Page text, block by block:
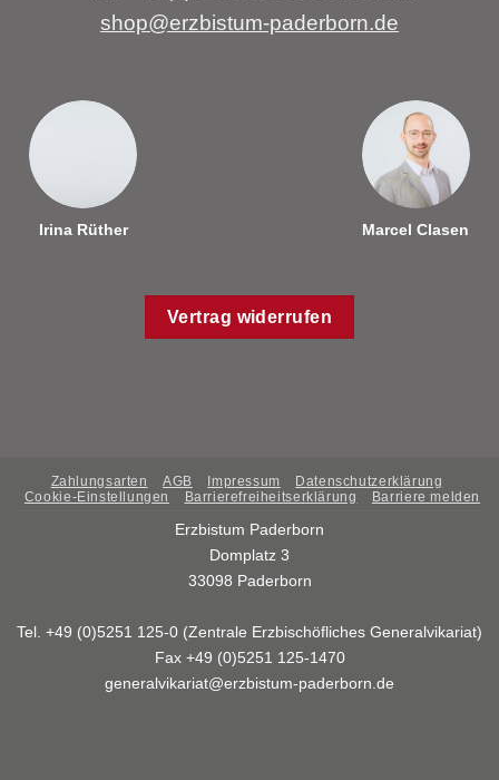
shop@erzbistum-paderborn.de
Irina Rüther Marcel Clasen
Vertrag widerrufen
Zahlungsarten AGB Impressum
Datenschutzerklärung
Cookie-Einstellungen
Barrierefreiheitserklärung Barriere melden
Erzbistum Paderborn
Domplatz 3
33098 Paderborn
Tel. +49 (0)5251 125-0 (Zentrale Erzbischöfliches Generalvikariat)
Fax +49 (0)5251 125-1470
generalvikariat@erzbistum-paderborn.de